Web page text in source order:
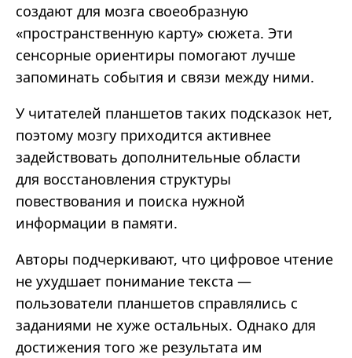
создают для мозга своеобразную
«пространственную карту» сюжета. Эти
сенсорные ориентиры помогают лучше
запоминать события и связи между ними.
У читателей планшетов таких подсказок нет,
поэтому мозгу приходится активнее
задействовать дополнительные области
для восстановления структуры
повествования и поиска нужной
информации в памяти.
Авторы подчеркивают, что цифровое чтение
не ухудшает понимание текста —
пользователи планшетов справлялись с
заданиями не хуже остальных. Однако для
достижения того же результата им